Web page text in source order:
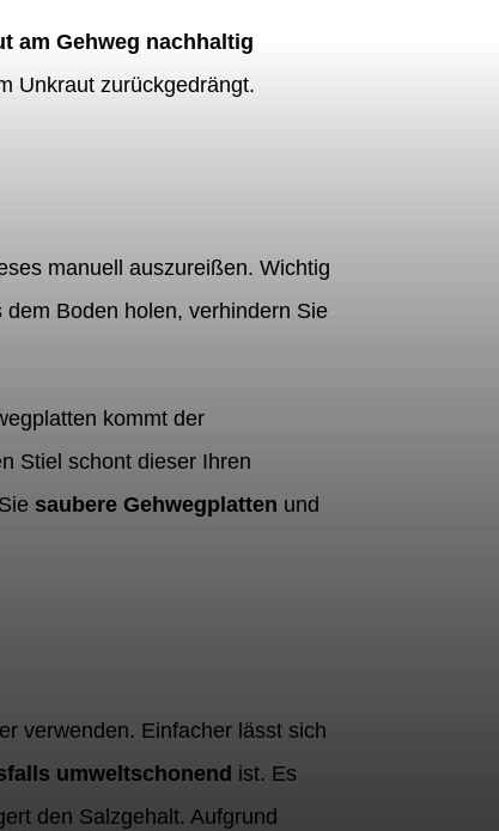
am Gehweg nachhaltig
Unkraut zurückgedrängt.
manuell auszureißen. Wichtig
Boden holen, verhindern Sie
kommt der
Stiel schont dieser Ihren
saubere Gehwegplatten und
verwenden. Einfacher lässt sich
umweltschonend ist. Es
den Salzgehalt. Aufgrund